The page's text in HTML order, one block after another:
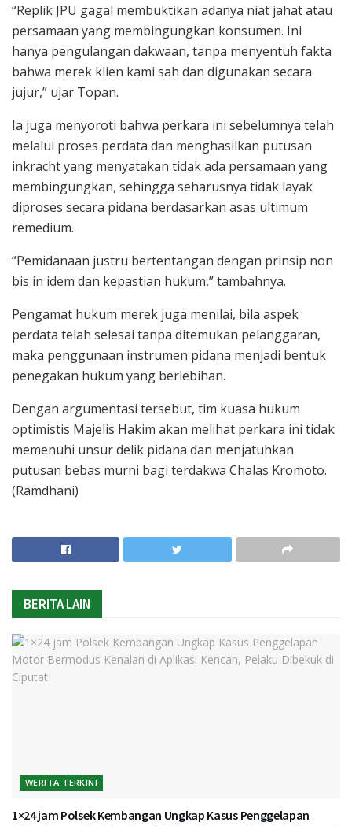
“Replik JPU gagal membuktikan adanya niat jahat atau
persamaan yang membingungkan konsumen. Ini
hanya pengulangan dakwaan, tanpa menyentuh fakta
bahwa merek klien kami sah dan digunakan secara
jujur,” ujar Topan.
Ia juga menyoroti bahwa perkara ini sebelumnya telah
melalui proses perdata dan menghasilkan putusan
inkracht yang menyatakan tidak ada persamaan yang
membingungkan, sehingga seharusnya tidak layak
diproses secara pidana berdasarkan asas ultimum
remedium.
“Pemidanaan justru bertentangan dengan prinsip non
bis in idem dan kepastian hukum,” tambahnya.
Pengamat hukum merek juga menilai, bila aspek
perdata telah selesai tanpa ditemukan pelanggaran,
maka penggunaan instrumen pidana menjadi bentuk
penegakan hukum yang berlebihan.
Dengan argumentasi tersebut, tim kuasa hukum
optimistis Majelis Hakim akan melihat perkara ini tidak
memenuhi unsur delik pidana dan menjatuhkan
putusan bebas murni bagi terdakwa Chalas Kromoto.
(Ramdhani)
BERITA LAIN
WERITA TERKINI
1×24 jam Polsek Kembangan Ungkap Kasus Penggelapan